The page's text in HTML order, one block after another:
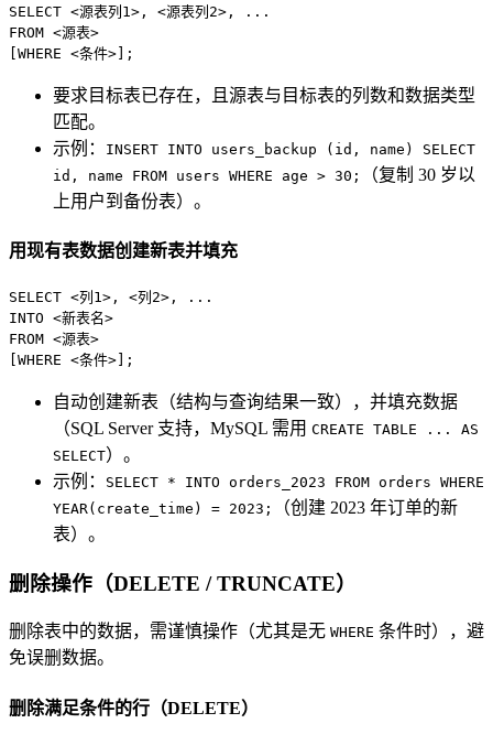
SELECT <源表列1 > , <源表列2>
FROM <源表>
[WHERE <条件>];
要求目标表已存在，且源表与目标表的列数和数据类型
匹配。
示例：
INSERT INTO users_backup (id, name) SELECT
id, name FROM users WHERE age > 30;
（复制 30 岁以
上用户到备份表）。
用现有表数据创建新表并填充
SELECT <列 1> , <列 2>
INTO <新表名>
FROM <源表>
WHERE <条件> ];
自动创建新表（结构与查询结果一致），并填充数据
（SQL Server 支持，MySQL 需用 CREATE TABLE ... AS
SELECT）。
示例：
SELECT * INTO orders_2023 FROM orders WHERE
YEAR(create_time) = 2023;
（创建 2023 年订单的新
表）。
删除操作（DELETE / TRUNCATE）
删除表中的数据，需谨慎操作（尤其是无 WHERE 条件时），避
免误删数据。
删除满足条件的行（DELETE）